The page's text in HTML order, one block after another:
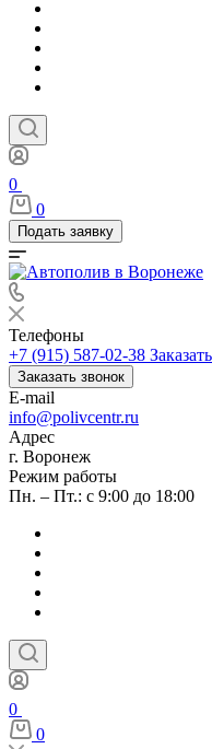
0
0
Подать заявку
Телефоны
+7 (915) 587-02-38
Заказать звонок
E-mail
info@polivcentr.ru
Адрес
г. Воронеж
Режим работы
Пн. – Пт.: с 9:00 до 18:00
0
0